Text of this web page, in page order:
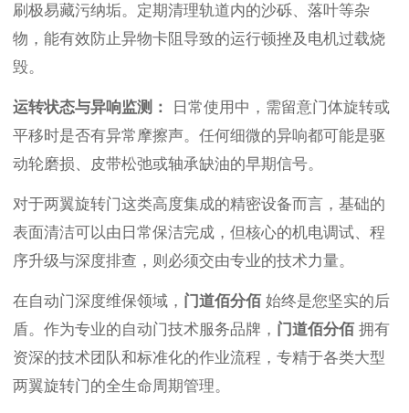
刷极易藏污纳垢。定期清理轨道内的沙砾、落叶等杂
物，能有效防止异物卡阻导致的运行顿挫及电机过载烧
毁。
运转状态与异响监测：
日常使用中，需留意门体旋转或
平移时是否有异常摩擦声。任何细微的异响都可能是驱
动轮磨损、皮带松弛或轴承缺油的早期信号。
对于两翼旋转门这类高度集成的精密设备而言，基础的
表面清洁可以由日常保洁完成，但核心的机电调试、程
序升级与深度排查，则必须交由专业的技术力量。
在自动门深度维保领域， 门道佰分佰始终是您坚实的后
盾。作为专业的自动门技术服务品牌， 门道佰分佰拥有
资深的技术团队和标准化的作业流程，专精于各类大型
两翼旋转门的全生命周期管理。